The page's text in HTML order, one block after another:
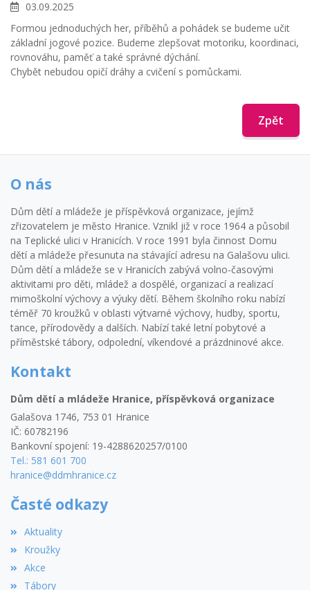
03.09.2025
Formou jednoduchých her, příběhů a pohádek se budeme učit
základní jogové pozice. Budeme zlepšovat motoriku, koordinaci,
rovnováhu, paměť a také správné dýchání.
Chybět nebudou opičí dráhy a cvičení s pomůckami.
Zpět
O nás
Dům dětí a mládeže je příspěvková organizace, jejímž
zřizovatelem je město Hranice. Vznikl již v roce 1964 a působil
na Teplické ulici v Hranicích. V roce 1991 byla činnost Domu
dětí a mládeže přesunuta na stávající adresu na Galašovu ulici.
Dům dětí a mládeže se v Hranicích zabývá volno-časovými
aktivitami pro děti, mládež a dospělé, organizací a realizací
mimoškolní výchovy a výuky dětí. Během školního roku nabízí
téměř 70 kroužků v oblasti výtvarné výchovy, hudby, sportu,
tance, přírodovědy a dalších. Nabízí také letní pobytové a
příměstské tábory, odpolední, víkendové a prázdninové akce.
Kontakt
Dům dětí a mládeže Hranice, příspěvková organizace
Galašova 1746, 753 01 Hranice
IČ: 60782196
Bankovní spojení: 19-4288620257/0100
Tel.: 581 601 700
hranice@ddmhranice.cz
Časté odkazy
Aktuality
Kroužky
Akce
Tábory